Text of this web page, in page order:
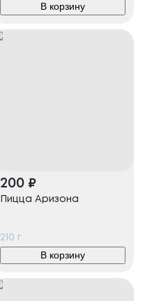
В корзину
200 ₽
Пицца Аризона
210 г
В корзину